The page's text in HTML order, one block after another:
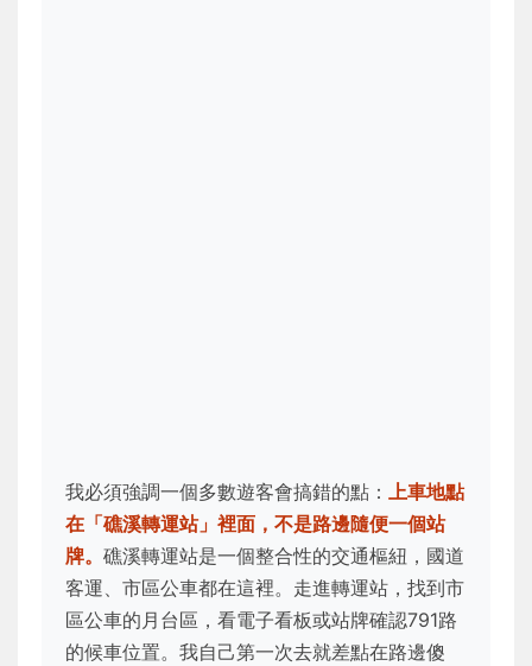
我必須強調一個多數遊客會搞錯的點： 上車地點
在「礁溪轉運站」裡面，不是路邊隨便一個站
牌。 礁溪轉運站是一個整合性的交通樞紐，國道
客運、市區公車都在這裡。走進轉運站，找到市
區公車的月台區，看電子看板或站牌確認791路
的候車位置。我自己第一次去就差點在路邊傻